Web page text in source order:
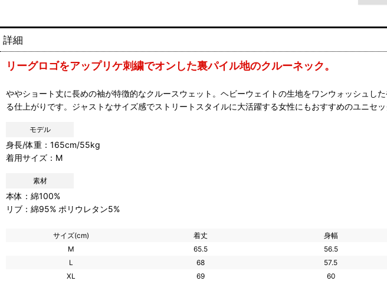
詳細
リーグロゴをアップリケ刺繍でオンした裏パイル地のクルーネック。
ややショート丈に長めの袖が特徴的なクルースウェット。ヘビーウェイトの生地をワンウォッシュ
る仕上がりです。ジャストなサイズ感でストリートスタイルに大活躍する女性にもおすすめのユニセッ
モデル
身長/体重：165cm/55kg
着用サイズ：M
素材
本体：綿100%
リブ：綿95% ポリウレタン5%
サイズ(cm) 着丈 身幅
M
65.5 56.5
L
68 57.5
XL
69 60